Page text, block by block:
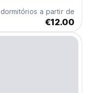
dormitórios a partir de
€12.00